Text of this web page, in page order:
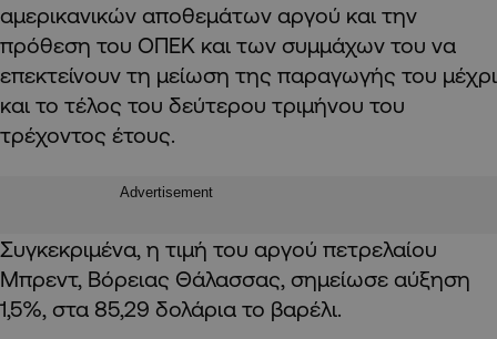
αμερικανικών αποθεμάτων αργού και την
πρόθεση του ΟΠΕΚ και των συμμάχων του να
επεκτείνουν τη μείωση της παραγωγής του μέχρι
και το τέλος του δεύτερου τριμήνου του
τρέχοντος έτους.
Advertisement
Συγκεκριμένα, η τιμή του αργού πετρελαίου
Μπρεντ, Βόρειας Θάλασσας, σημείωσε αύξηση
1,5%, στα 85,29 δολάρια το βαρέλι.